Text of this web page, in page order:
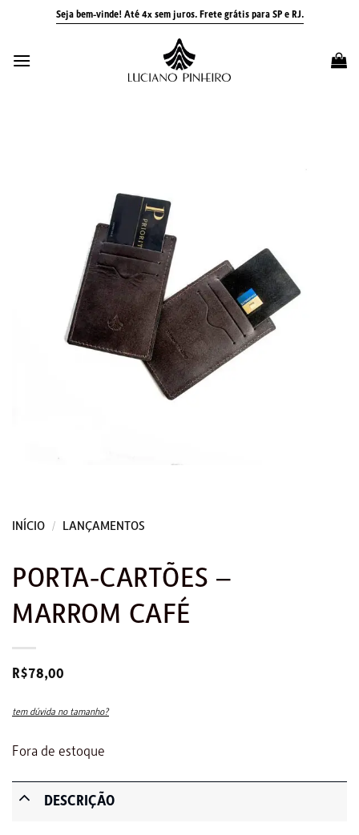
Seja bem-vinde! Até 4x sem juros. Frete grátis para SP e RJ.
INÍCIO / LANÇAMENTOS
PORTA-CARTÕES –
MARROM CAFÉ
R$78,00
tem dúvida no tamanho?
Fora de estoque
DESCRIÇÃO